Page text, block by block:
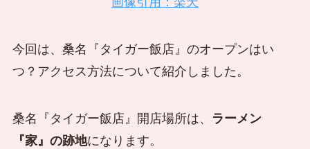
今回は、桑名『タイガー飯店』のオープンはい
つ？アクセス方法について紹介しました。
桑名『タイガー飯店』開店場所は、
ラーメン
『家』の跡地になります。